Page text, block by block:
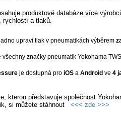
produktové databáze více
rychlostí a tlaků.
upraví tlak v pneumatikách výběrem
značky pneumatik Yokohama
je dostupná pro iOS a Android ve 4
kterou představuje společnost
si můžete stáhnout <<< zde >>>